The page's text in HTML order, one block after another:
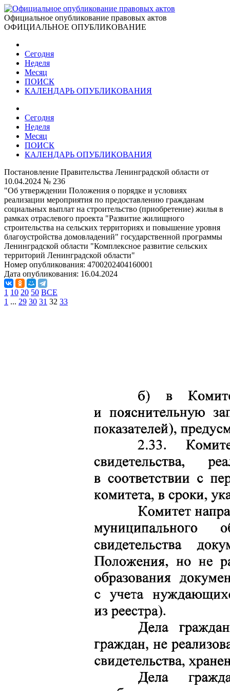
Официальное опубликование правовых актов
ОФИЦИАЛЬНОЕ ОПУБЛИКОВАНИЕ
Сегодня
Неделя
Месяц
ПОИСК
КАЛЕНДАРЬ ОПУБЛИКОВАНИЯ
Сегодня
Неделя
Месяц
ПОИСК
КАЛЕНДАРЬ ОПУБЛИКОВАНИЯ
Постановление Правительства Ленинградской области от
10.04.2024 № 236
"Об утверждении Положения о порядке и условиях
реализации мероприятия по предоставлению гражданам
социальных выплат на строительство (приобретение) жилья в
рамках отраслевого проекта "Развитие жилищного
строительства на сельских территориях и повышение уровня
благоустройства домовладений" государственной программы
Ленинградской области "Комплексное развитие сельских
территорий Ленинградской области"
Номер опубликования: 4700202404160001
Дата опубликования: 16.04.2024
1 10 20 50 ВСЕ
1 ... 29 30 31 32 33